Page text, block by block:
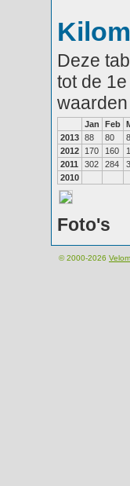
Deze
tot de
Jan Feb
2013 88 80
2012
170 160
2011
302 284
2010
Foto's
© 2000-2026